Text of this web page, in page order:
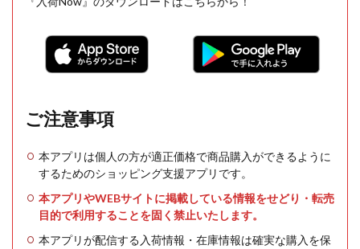
ご注意事項
本アプリは個人の方が適正価格で商品購入ができるように
するためのショッピング支援アプリです。
本アプリやWEBサイトに掲載している情報をせどり・転売
目的で利用することを固く禁止いたします。
本アプリが配信する入荷情報・在庫情報は確実な購入を保